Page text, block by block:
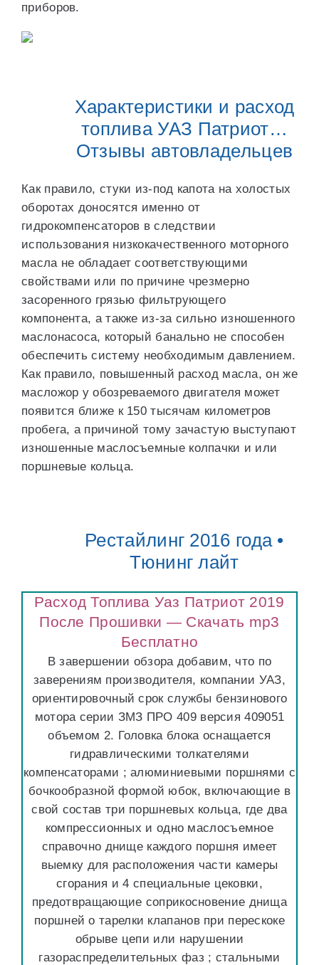
приборов.
Характеристики и расход
топлива УАЗ Патриот…
Отзывы автовладельцев
Как правило, стуки из-под капота на холостых
оборотах доносятся именно от
гидрокомпенсаторов в следствии
использования низкокачественного моторного
масла не обладает соответствующими
свойствами или по причине чрезмерно
засоренного грязью фильтрующего
компонента, а также из-за сильно изношенного
маслонасоса, который банально не способен
обеспечить систему необходимым давлением.
Как правило, повышенный расход масла, он же
масложор у обозреваемого двигателя может
появится ближе к 150 тысячам километров
пробега, а причиной тому зачастую выступают
изношенные маслосъемные колпачки и или
поршневые кольца.
Рестайлинг 2016 года •
Тюнинг лайт
Расход Топлива Уаз Патриот 2019
После Прошивки — Скачать mp3
Бесплатно
В завершении обзора добавим, что по
заверениям производителя, компании УАЗ,
ориентировочный срок службы бензинового
мотора серии ЗМЗ ПРО 409 версия 409051
объемом 2. Головка блока оснащается
гидравлическими толкателями
компенсаторами ; алюминиевыми поршнями с
бочкообразной формой юбок, включающие в
свой состав три поршневых кольца, где два
компрессионных и одно маслосъемное
справочно днище каждого поршня имеет
выемку для расположения части камеры
сгорания и 4 специальные цековки,
предотвращающие соприкосновение днища
поршней о тарелки клапанов при перескоке
обрыве цепи или нарушении
газораспределительных фаз ; стальными